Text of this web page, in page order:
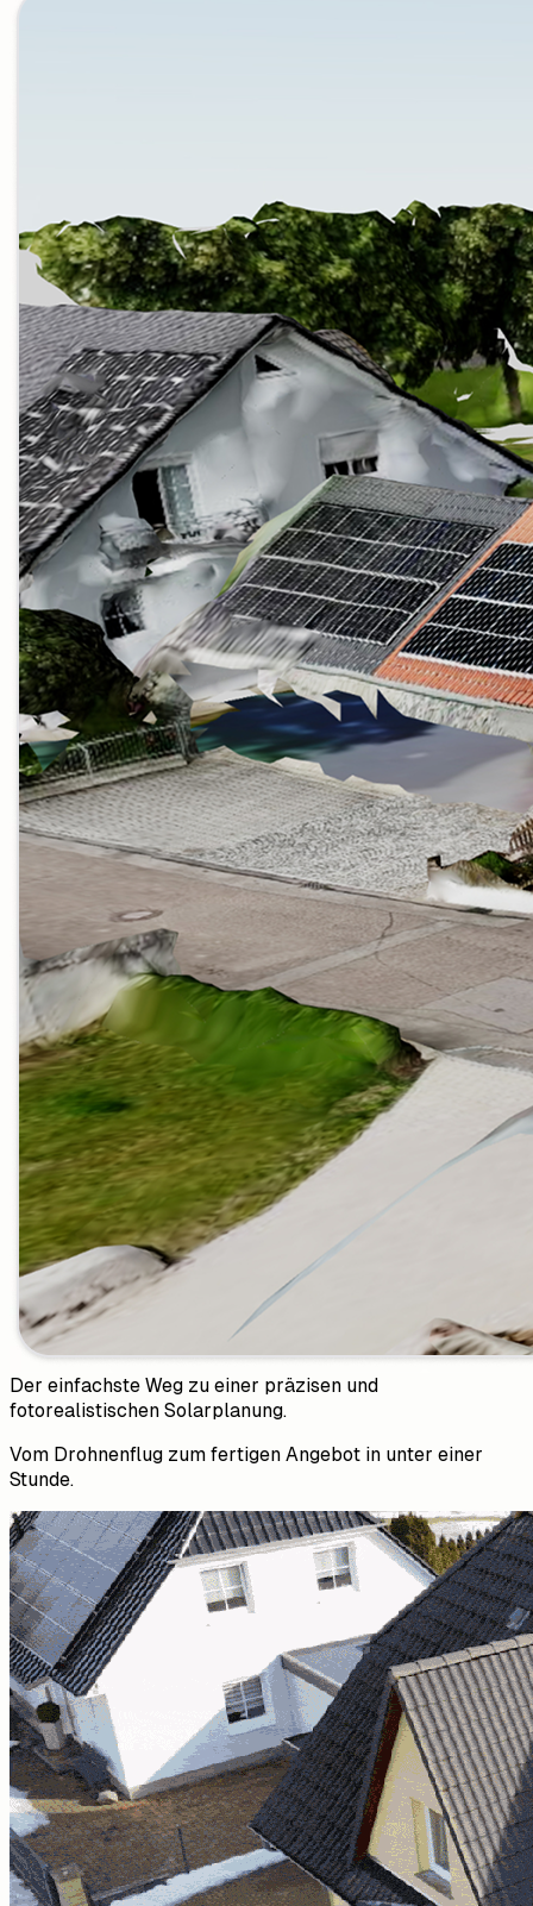
Der einfachste Weg zu einer präzisen und
fotorealistischen Solarplanung.
Vom Drohnenflug zum fertigen Angebot in unter einer
Stunde.